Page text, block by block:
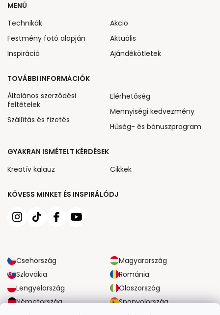
KÖVESS MINKET ÉS INSPIRÁLÓDJ
Csehország
Magyarország
Szlovákia
Románia
Lengyelország
Olaszország
Németország
Spanyolország
MENÜ
Technikák
Festmény fotó alapján
Inspiráció
Akcio
Aktuális
Ajándékötletek
TOVÁBBI INFORMÁCIÓK
Általános szerződési
feltételek
Szállítás és fizetés
Elérhetőség
Mennyiségi kedvezmény
Hűség- és bónuszprogram
GYAKRAN ISMÉTELT KÉRDÉSEK
Kreatív kalauz
Cikkek